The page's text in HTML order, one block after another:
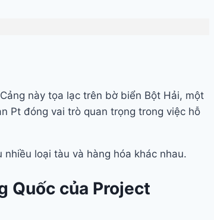
này tọa lạc trên bờ biển Bột Hải, một
Pt đóng vai trò quan trọng trong việc hỗ
nhiều loại tàu và hàng hóa khác nhau.
Quốc của Project